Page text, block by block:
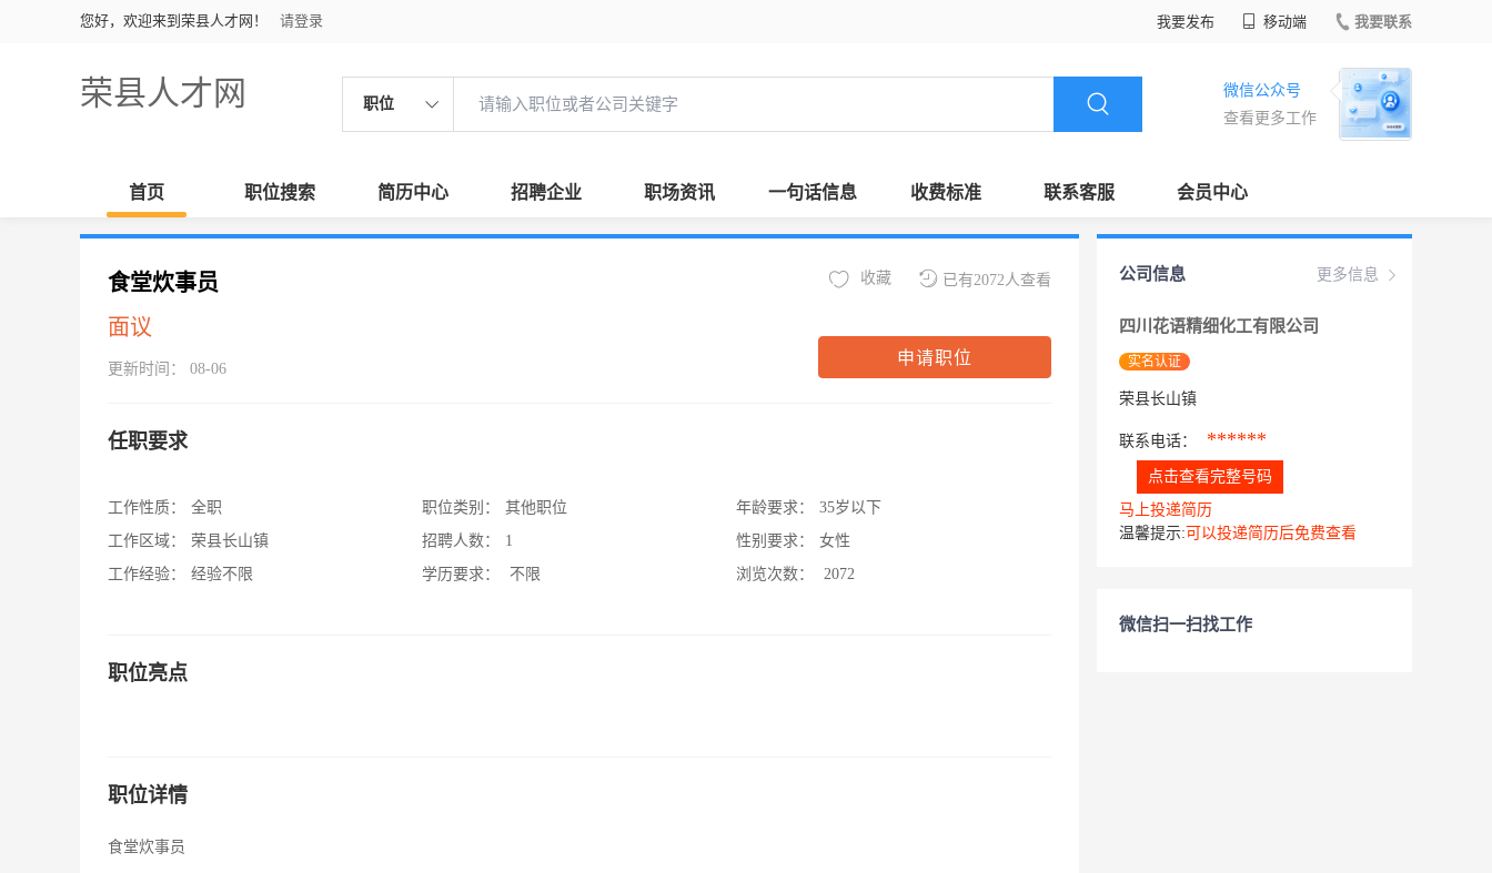
您好，欢迎来到荣县人才网！ 请登录 我要发布 移动端 我要联系
荣县人才网 职位
微信公众号
查看更多工作
首页 职位搜索 简历中心 招聘企业 职场资讯 一句话信息 收费标准 联系客服 会员中心
食堂炊事员
面议
更新时间： 08-06
已有2072人查看
收藏
申请职位
任职要求
工作性质：
全职
工作区域：
荣县长山镇
工作经验：
经验不限
职位类别：
其他职位
招聘人数：
1
学历要求：
不限
年龄要求：
35岁以下
性别要求：
女性
浏览次数：
2072
职位亮点
职位详情
食堂炊事员
更多信息
公司信息
四川花语精细化工有限公司
实名认证
荣县长山镇
联系电话： ******
点击查看完整号码
马上投递简历
温馨提示: 可以投递简历后免费查看
微信扫一扫找工作